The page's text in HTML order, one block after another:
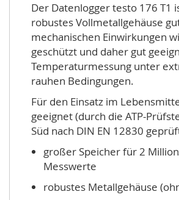
Der Datenlogger testo 176 T1
robustes Vollmetallgehäuse
mechanischen Einwirkungen
geschützt und daher gut
Temperaturmessung unter
rauhen Bedingungen.
Für den Einsatz im
geeignet (durch die ATP-
Süd nach DIN EN 12830
großer Speicher für 2
Messwerte
robustes Metallgehäuse